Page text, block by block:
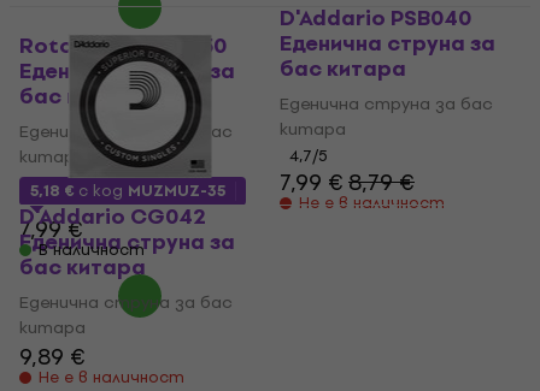
Rotosound SBL 050
Еденична струна за
бас китара
Еденична струна за бас
китара
5,18 € с код MUZMUZ-35
7,99 €
В наличност
D'Addario PSB040
Еденична струна за
бас китара
Еденична струна за бас
китара
4,7/5
7,99 €8,79 €
Не е в наличност
D'Addario CG042
Еденична струна за
бас китара
Еденична струна за бас
китара
9,89 €
Не е в наличност